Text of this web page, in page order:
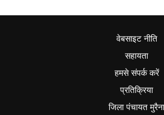
वेबसाइट नीति
सहायता
हमसे संपर्क करें
प्रतिक्रिया
जिला पंचायत मुरैना